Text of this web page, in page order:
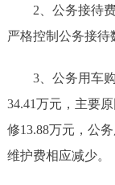
2、公务接待费
严格控制公务接待
3、公务用车购
34.41万元，主要
修13.88万元，公
维护费相应减少。